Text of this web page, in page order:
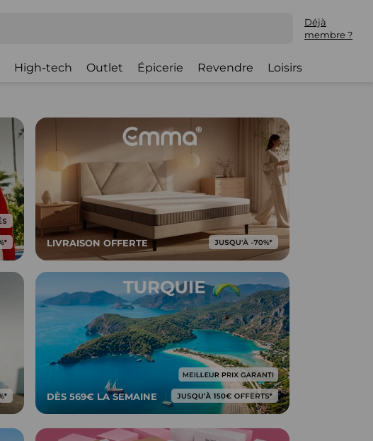
Déjà
membre ?
High-tech Outlet Épicerie Revendre Loisirs
LIVRAISON OFFERTE
DÈS 569€ LA SEMAINE